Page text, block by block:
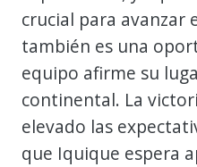
crucial para avanzar
también es una
equipo afirme su
continental. La
elevado las
que Iquique espera